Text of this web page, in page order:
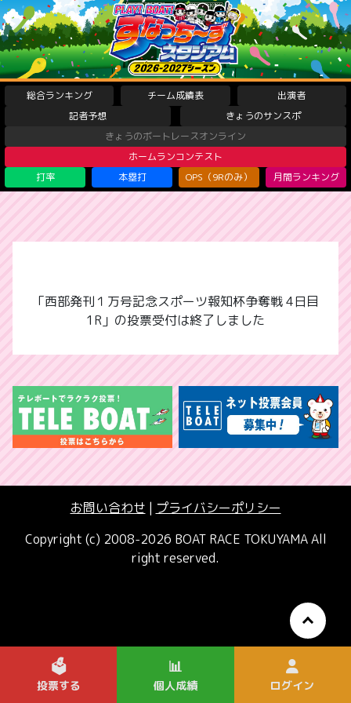
総合ランキング チーム成績表
出演者
記者予想
きょうのサンスポ
きょうのボートレースオンライン
ホームランコンテスト
打率
本塁打 OPS（9Rのみ） 月間ランキング
「西部発刊１万号記念スポーツ報知杯争奪戦 4日目
1R」の投票受付は終了しました
お問い合わせ | プライバシーポリシー
Copyright (c) 2008-2026 BOAT RACE TOKUYAMA All
right reserved.
🗳️
投票する
📊
個人成績 ログイン